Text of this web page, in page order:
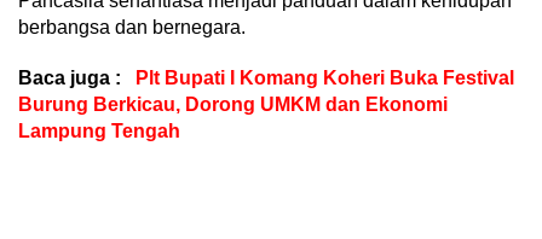
berbangsa dan bernegara.
Baca juga :
Plt Bupati I Komang Koheri Buka Festival
Burung Berkicau, Dorong UMKM dan Ekonomi
Lampung Tengah